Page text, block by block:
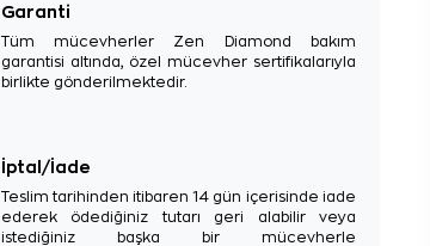
Garanti
Tüm mücevherler Zen Diamond bakım
garantisi altında, özel mücevher sertifikalarıyla
birlikte gönderilmektedir.
İptal/İade
Teslim tarihinden itibaren 14 gün içerisinde iade
ederek ödediğiniz tutarı geri alabilir veya
istediğiniz başka bir mücevherle